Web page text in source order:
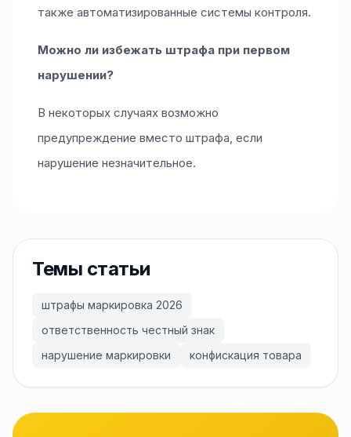
также автоматизированные системы контроля.
Можно ли избежать штрафа при первом
нарушении?
В некоторых случаях возможно
предупреждение вместо штрафа, если
нарушение незначительное.
Темы статьи
штрафы маркировка 2026
ответственность честный знак
нарушение маркировки
конфискация товара